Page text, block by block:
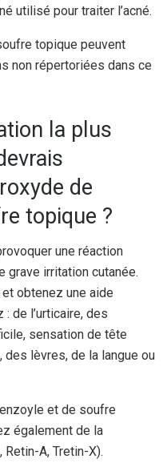
utilisé pour traiter l’acné.
topique peuvent
non répertoriées dans ce
la plus
de
topique ?
une réaction
grave irritation cutanée.
obtenez une aide
de l’urticaire, des
sensation de tête
des lèvres, de la langue ou
et de soufre
également de la
A, Tretin-X).